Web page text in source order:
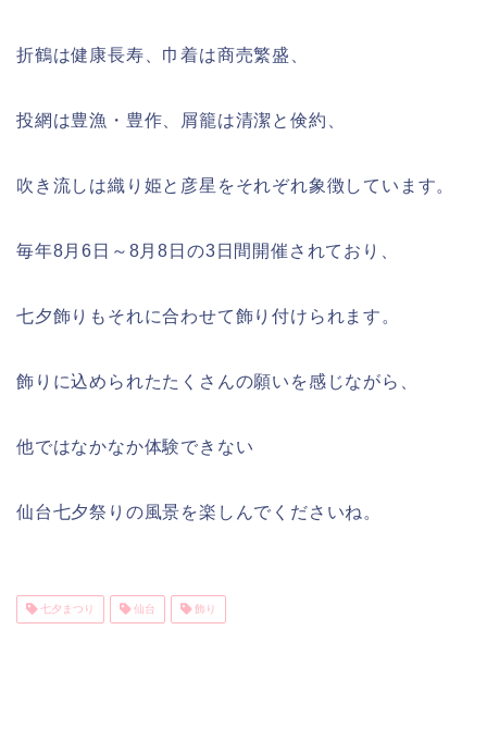
折鶴は健康長寿、巾着は商売繁盛、
投網は豊漁・豊作、屑籠は清潔と倹約、
吹き流しは織り姫と彦星をそれぞれ象徴しています。
毎年8月6 日～ 8月8 日の3 日間開催されており、
七夕飾りもそれに合わせて飾り付けられます。
飾りに込められたたくさんの願いを感じながら、
他ではなかなか体験できない
仙台七夕祭りの風景を楽しんでくださいね。
七夕まつり 仙台 飾り